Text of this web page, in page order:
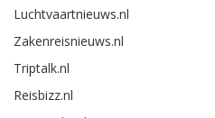
Luchtvaartnieuws.nl
Zakenreisnieuws.nl
Triptalk.nl
Reisbizz.nl